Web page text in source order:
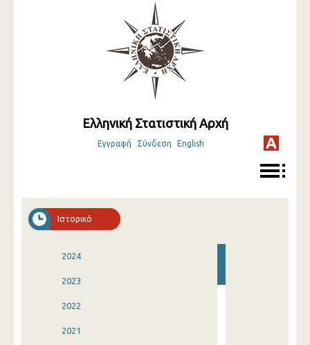
Ελληνική Στατιστική Αρχή
Εγγραφή Σύνδεση English
Ιστορικό
2024
2023
2022
2021